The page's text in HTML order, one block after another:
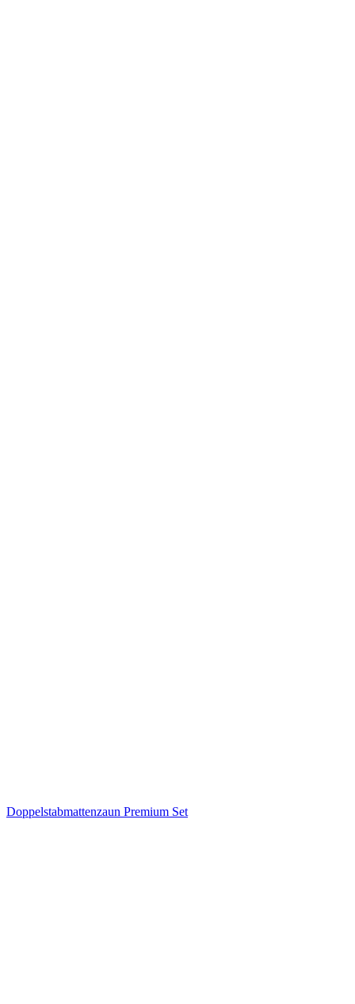
Doppelstabmattenzaun Premium Set